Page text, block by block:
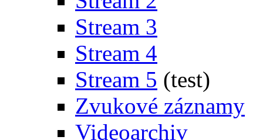
Stream 3
Stream 4
Stream 5 (test)
Zvukové záznamy
Videoarchiv